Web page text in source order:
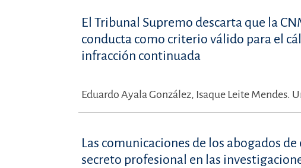
El Tribunal Supremo descarta que la
conducta como criterio válido para el
infracción continuada
Eduardo Ayala González, Isaque Leite Mendes.
Las comunicaciones de los abogados
secreto profesional en las